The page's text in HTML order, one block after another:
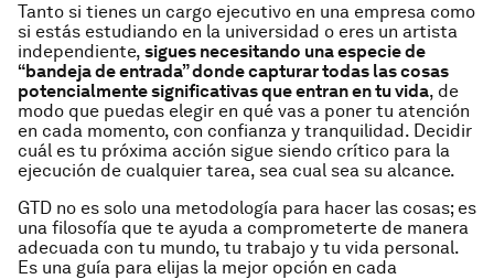
Tanto si tienes un cargo ejecutivo en una empresa como
si estás estudiando en la universidad o eres un artista
independiente, sigues necesitando una especie de
“bandeja de entrada” donde capturar todas las cosas
potencialmente significativas que entran en tu vida, de
modo que puedas elegir en qué vas a poner tu atención
en cada momento, con confianza y tranquilidad. Decidir
cuál es tu próxima acción sigue siendo crítico para la
ejecución de cualquier tarea, sea cual sea su alcance.
GTD no es solo una metodología para hacer las cosas; es
una filosofía que te ayuda a comprometerte de manera
adecuada con tu mundo, tu trabajo y tu vida personal.
Es una guía para elijas la mejor opción en cada